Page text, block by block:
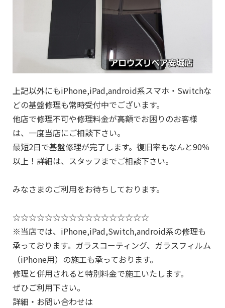
上記以外にもiPhone,iPad,android系スマホ・Switchな
どの基盤修理も常時受付中でございます。
他店で修理不可や修理料金が高額でお困りのお客様
は、一度当店にご相談下さい。
最短2日で基盤修理が完了します。復旧率もなんと90％
以上！詳細は、スタッフまでご相談下さい。
みなさまのご利用をお待ちしております。
☆☆☆☆☆☆☆☆☆☆☆☆☆☆☆☆☆
※当店では、iPhone,iPad,Switch,android系の修理も
承っております。ガラスコーティング、ガラスフィルム
（iPhone用）の施工も承っております。
修理と併用されると特別料金で施工いたします。
ぜひご利用下さい。
詳細・お問い合わせは